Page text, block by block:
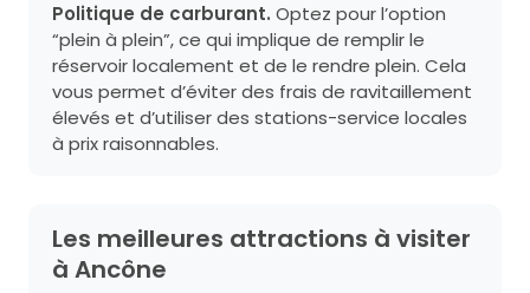
Politique de carburant. Optez pour l’option
“plein à plein”, ce qui implique de remplir le
réservoir localement et de le rendre plein. Cela
vous permet d’éviter des frais de ravitaillement
élevés et d’utiliser des stations-service locales
à prix raisonnables.
Les meilleures attractions à visiter
à Ancône